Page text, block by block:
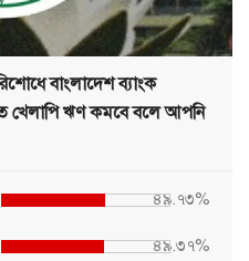
বাংলাদেশ ব্যাংক
খেলাপি ঋণ কমবে বলে আপনি
৪৯.৭৩%
৪৯.৩৭%